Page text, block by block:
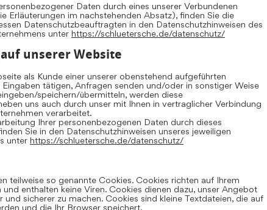
Daten durch eines unserer Verbundenen
Erläuterungen im nachstehenden Absatz), finden Sie die
Datenschutzbeauftragten in den Datenschutzhinweisen des
unter https://schluetersche.de/datenschutz/
unserer Website
als Kunde einer unserer obenstehend aufgeführten
tätigen, Anfragen senden und/oder in sonstiger Weise
speichern/übermitteln, werden diese
uns auch durch unser mit Ihnen in vertraglicher Verbindung
verarbeitet.
Ihrer personenbezogenen Daten durch dieses
Sie in den Datenschutzhinweisen unseres jeweiligen
unter https://schluetersche.de/datenschutz/
teilweise so genannte Cookies. Cookies richten auf Ihrem
und enthalten keine Viren. Cookies dienen dazu, unser Angebot
und sicherer zu machen. Cookies sind kleine Textdateien, die auf
und die Ihr Browser speichert.